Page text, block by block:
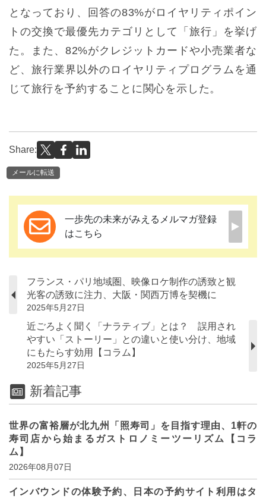
となっており、回答の83%がロイヤリティポイン
トの交換で最優先カテゴリとして「旅行」を挙げ
た。また、82%がクレジットカードや小売業者な
ど、旅行業界以外のロイヤリティプログラムを通
じて旅行を予約することに関心を示した。
Share:
メールに転送
一歩先の未来がみえるメルマガ登録
はこちら
フランス・パリ地域圏、映像ロケ制作の誘致と観
光客の誘致に注力、大阪・関西万博を契機に
2025年5月27日
近ごろよく聞く「ナラティブ」とは？ 誤用され
やすい「ストーリー」との違いと使い分け、地域
にもたらす効用【コラム】
2025年5月27日
新着記事
世界の富裕層が北九州「照寿司」を目指す理由、1軒の
寿司店から始まるガストロノミーツーリズム【コラ
ム】
2026年08月07日
インバウンドの体験予約、日本の予約サイト利用はタ